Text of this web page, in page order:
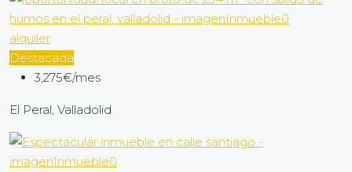
alquiler
Destacada
3,275€/mes
El Peral, Valladolid